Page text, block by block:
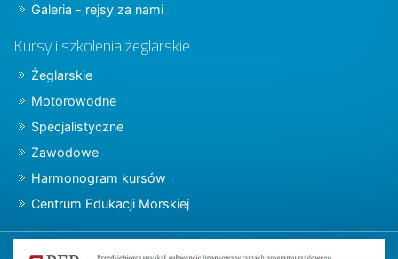
Galeria - rejsy za nami
Kursy i szkolenia żeglarskie
Żeglarskie
Motorowodne
Specjalistyczne
Zawodowe
Harmonogram kursów
Centrum Edukacji Morskiej